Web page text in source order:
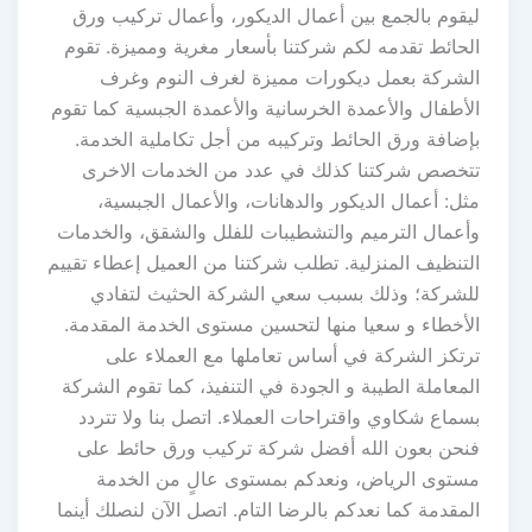
ليقوم بالجمع بين أعمال الديكور، وأعمال تركيب ورق
الحائط تقدمه لكم شركتنا بأسعار مغرية ومميزة. تقوم
الشركة بعمل ديكورات مميزة لغرف النوم وغرف
الأطفال والأعمدة الخرسانية والأعمدة الجبسية كما تقوم
بإضافة ورق الحائط وتركيبه من أجل تكاملية الخدمة.
تتخصص شركتنا كذلك في عدد من الخدمات الاخرى
مثل: أعمال الديكور والدهانات، والأعمال الجبسية،
وأعمال الترميم والتشطيبات للفلل والشقق، والخدمات
التنظيف المنزلية. تطلب شركتنا من العميل إعطاء تقييم
للشركة؛ وذلك بسبب سعي الشركة الحثيث لتفادي
الأخطاء و سعيا منها لتحسين مستوى الخدمة المقدمة.
ترتكز الشركة في أساس تعاملها مع العملاء على
المعاملة الطيبة و الجودة في التنفيذ، كما تقوم الشركة
بسماع شكاوي واقتراحات العملاء. اتصل بنا ولا تتردد
فنحن بعون الله أفضل شركة تركيب ورق حائط على
مستوى الرياض، ونعدكم بمستوى عالٍ من الخدمة
المقدمة كما نعدكم بالرضا التام. اتصل الآن لنصلك أينما